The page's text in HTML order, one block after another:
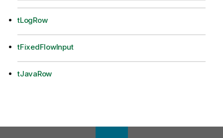
tLogRow
tFixedFlowInput
tJavaRow